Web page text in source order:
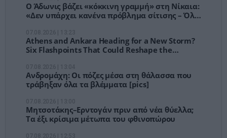
Ο Άδωνις βάζει «κόκκινη γραμμή» στη Νίκαια:
«Δεν υπάρχει κανένα πρόβλημα σίτισης – Όλα
Athens and Ankara Heading for a New Storm?
Six Flashpoints That Could Reshape the
Ανδρομάχη: Οι πόζες μέσα στη θάλασσα που
τράβηξαν όλα τα βλέμματα [pics]
Μητσοτάκης–Ερντογάν πριν από νέα θύελλα;
Τα έξι κρίσιμα μέτωπα του φθινοπώρου